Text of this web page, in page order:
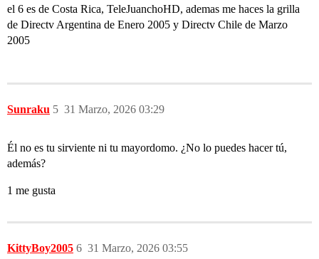
el 6 es de Costa Rica, TeleJuanchoHD, ademas me haces la grilla
de Directv Argentina de Enero 2005 y Directv Chile de Marzo
2005
Sunraku 31 Marzo, 2026 03:29
5
Él no es tu sirviente ni tu mayordomo. ¿No lo puedes hacer tú,
además?
1 me gusta
KittyBoy2005 31 Marzo, 2026 03:55
6